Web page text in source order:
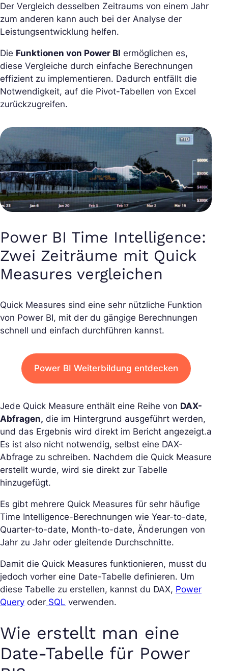
Der Vergleich desselben Zeitraums von einem Jahr
zum anderen kann auch bei der Analyse der
Leistungsentwicklung helfen.
Die Funktionen von Power BI ermöglichen es,
diese Vergleiche durch einfache Berechnungen
effizient zu implementieren. Dadurch entfällt die
Notwendigkeit, auf die Pivot-Tabellen von Excel
zurückzugreifen.
Power BI Time Intelligence:
Zwei Zeiträume mit Quick
Measures vergleichen
Quick Measures sind eine sehr nützliche Funktion
von Power BI, mit der du gängige Berechnungen
schnell und einfach durchführen kannst.
Power BI Weiterbildung entdecken
Jede Quick Measure enthält eine Reihe von DAX-
Abfragen, die im Hintergrund ausgeführt werden,
und das Ergebnis wird direkt im Bericht angezeigt.a
Es ist also nicht notwendig, selbst eine DAX-
Abfrage zu schreiben. Nachdem die Quick Measure
erstellt wurde, wird sie direkt zur Tabelle
hinzugefügt.
Es gibt mehrere Quick Measures für sehr häufige
Time Intelligence-Berechnungen wie Year-to-date,
Quarter-to-date, Month-to-date, Änderungen von
Jahr zu Jahr oder gleitende Durchschnitte.
Damit die Quick Measures funktionieren, musst du
jedoch vorher eine Date-Tabelle definieren. Um
diese Tabelle zu erstellen, kannst du DAX, Power
Query oder SQL verwenden.
Wie erstellt man eine
Date-Tabelle für Power